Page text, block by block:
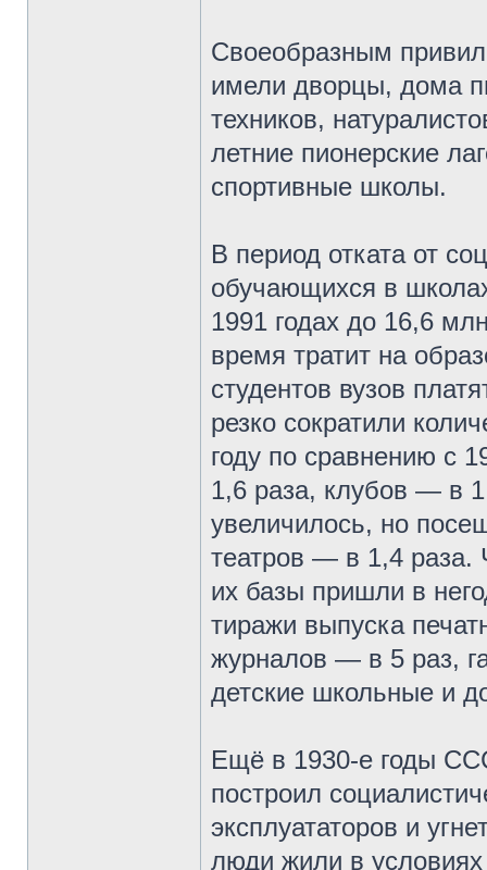
Своеобразным
имели дворцы, дома
техников,
летние пионерские
спортивные школы.
В период отката от
обучающихся в
1991 годах до 16,6
время тратит на
студентов вузов
резко сократили
году по сравнению с
1,6 раза, клубов — в
увеличилось, но
театров — в 1,4 раза.
их базы пришли в
тиражи выпуска
журналов — в 5 раз,
детские школьные и
Ещё в 1930-е годы
построил
эксплуататоров и
люди жили в